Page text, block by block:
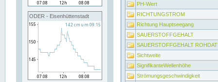
ODER - Eisenhüttenstadt
PH-Wert
RICHTUNGSTROM
Richtung Hauptseegang
SAUERSTOFFGEHALT
SAUERSTOFFGEHALT
Sichtweite
SignifikanteWellenhöhe
Strömungsgeschwindigkeit